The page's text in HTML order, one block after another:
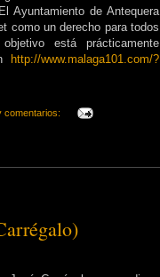
Ayuntamiento de Antequera
como un derecho para todos
está prácticamente
http://www.malaga101.com/?
comentarios: